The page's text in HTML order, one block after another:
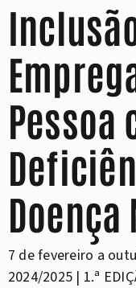
Pessoa
7 de fevereiro a
2024/2025 | 1.ª